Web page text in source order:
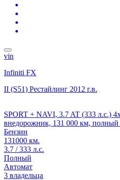
vin
Infiniti FX
II (S51) Рестайлинг 2012 г.в.
SPORT + NAVI, 3.7 AT (333 л.с.)
внедорожник, 131 000 км,
Бензин
131000 км.
3.7 / 333 л.с.
Полный
Автомат
3 владельца